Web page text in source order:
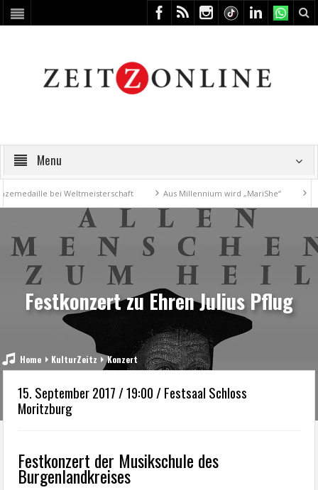
Menu
bei Weltmeisterschaft Aus Millennium wird „MariShe“ 4.
Festkonzert zu Ehren Julius Pflug
Home KulturZeitz Konzert
15. September 2017 / 19:00 / Festsaal Schloss
Moritzburg
Festkonzert der Musikschule des
Burgenlandkreises